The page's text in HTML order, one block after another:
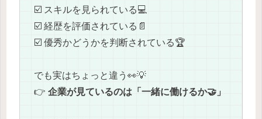
☑️ スキルを見られている💻
☑️ 経歴を評価されている📄
☑️ 優秀かどうかを判断されている🏆
でも実はちょっと違う👀💡
👉 企業が見ているのは「一緒に働けるか🤝」